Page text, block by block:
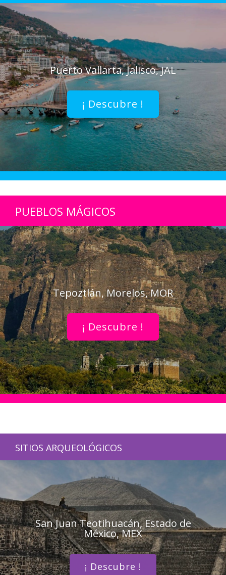
Puerto Vallarta, Jalisco, JAL
¡ Descubre !
PUEBLOS MÁGICOS
Tepoztlán, Morelos, MOR
¡ Descubre !
SITIOS ARQUEOLÓGICOS
San Juan Teotihuacán, Estado de
México, MEX
¡ Descubre !